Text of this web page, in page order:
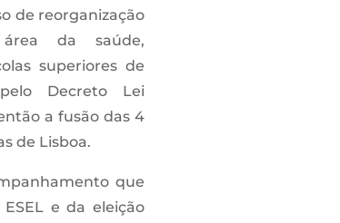
de reorganização
da saúde,
superiores de
Decreto Lei
a fusão das 4
de Lisboa.
que
e da eleição